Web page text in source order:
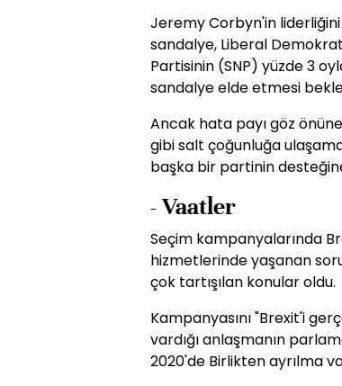
Jeremy Corbyn'in liderliğini
sandalye, Liberal
Partisinin (SNP) yüzde 3
sandalye elde etmesi
Ancak hata payı göz
gibi salt çoğunluğa
başka bir partinin
- Vaatler
Seçim kampanyalarında
hizmetlerinde yaşanan
çok tartışılan konular oldu.
Kampanyasını "Brexit'i
vardığı anlaşmanın
2020'de Birlikten ayrılma